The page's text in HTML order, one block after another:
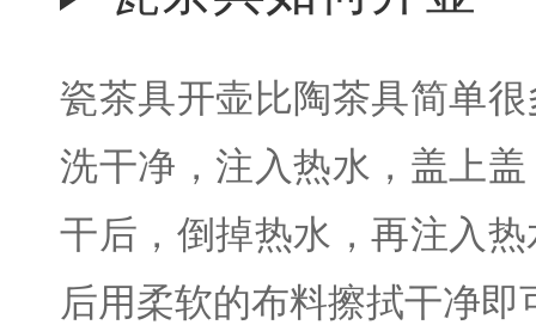
瓷茶具开壶比陶茶具简单
洗干净，注入热水，盖上
干后，倒掉热水，再注入
后用柔软的布料擦拭干净即